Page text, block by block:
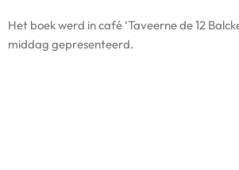
Het boek werd in café ‘Taveerne de 12
middag gepresenteerd.